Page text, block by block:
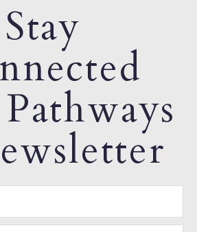
Stay